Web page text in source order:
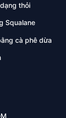
thỏi
Squalane
cà phê dừa